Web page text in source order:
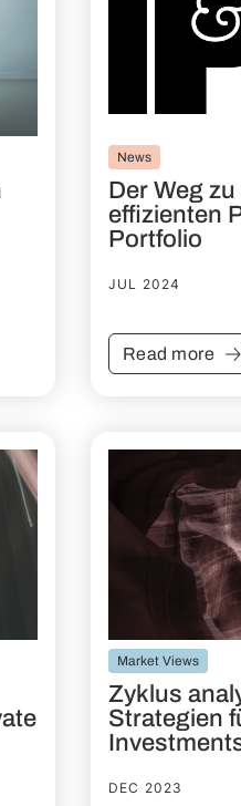
News
Der Weg
effizienten
Portfolio
JUL 2024
Read more
Market Views
Zyklus
Strategien
DEC 2023